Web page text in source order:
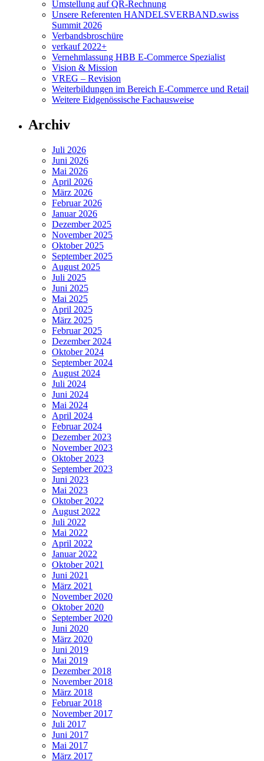
Umstellung auf QR-Rechnung
Unsere Referenten HANDELSVERBAND.swiss
Summit 2026
Verbandsbroschüre
verkauf 2022+
Vernehmlassung HBB E-Commerce Spezialist
Vision & Mission
VREG – Revision
Weiterbildungen im Bereich E-Commerce und Retail
Weitere Eidgenössische Fachausweise
Archiv
Juli 2026
Juni 2026
Mai 2026
April 2026
März 2026
Februar 2026
Januar 2026
Dezember 2025
November 2025
Oktober 2025
September 2025
August 2025
Juli 2025
Juni 2025
Mai 2025
April 2025
März 2025
Februar 2025
Dezember 2024
Oktober 2024
September 2024
August 2024
Juli 2024
Juni 2024
Mai 2024
April 2024
Februar 2024
Dezember 2023
November 2023
Oktober 2023
September 2023
Juni 2023
Mai 2023
Oktober 2022
August 2022
Juli 2022
Mai 2022
April 2022
Januar 2022
Oktober 2021
Juni 2021
März 2021
November 2020
Oktober 2020
September 2020
Juni 2020
März 2020
Juni 2019
Mai 2019
Dezember 2018
November 2018
März 2018
Februar 2018
November 2017
Juli 2017
Juni 2017
Mai 2017
März 2017